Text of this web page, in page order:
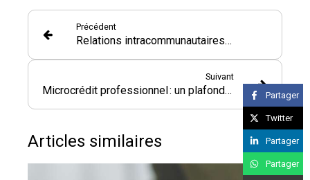
Précédent
Relations intracommunautaires : gare à la fiabilité de vos partenaires !
Suivant
Microcrédit professionnel : un plafond relevé !
Articles similaires
Partager
Twitter
Partager
Partager